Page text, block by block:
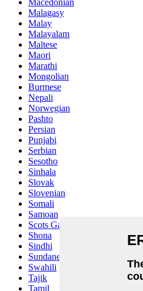
Macedonian
Malagasy
Malay
Malayalam
Maltese
Maori
Marathi
Mongolian
Burmese
Nepali
Norwegian
Pashto
Persian
Punjabi
Serbian
Sesotho
Sinhala
Slovak
Slovenian
Somali
Samoan
Scots Gaelic
Shona
Sindhi
Sundanese
Swahili
Tajik
Tamil